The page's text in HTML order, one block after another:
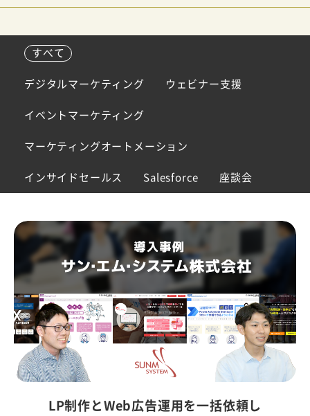
デジタルマーケティング ウェビナー支援
イベントマーケティング
マーケティングオートメーション
インサイドセールス Salesforce 座談会
すべて
LP制作とWeb広告運用を一括依頼し